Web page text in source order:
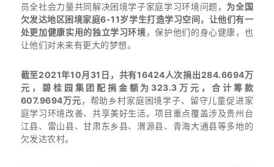
员全社会力量共同解决困境学子家庭学习环境问题， 为全国
欠发达地区困境家庭6-11岁学生打造学习空间，让他们有一
处更加健康实用的独立学习环境，保护他们的身心健康，也
让他们对未来有更大的梦想。
截至2021年10月31日，共有16424人次捐出284.6694万
元，碧桂园集团配捐金额为323.3万元，合计筹款
607.9694万元，帮助乡村家庭困境学子、留守儿童促进家
庭学习环境改善、共享美好生活。项目重点覆盖涉及贵州台
江县、雷山县、甘肃东乡县、渭源县、青海大通县等多地的
欠发达农村。